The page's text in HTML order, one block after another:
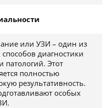
или УЗИ – один из
диагностики
патологий. Этот
полностью
результативность.
особых